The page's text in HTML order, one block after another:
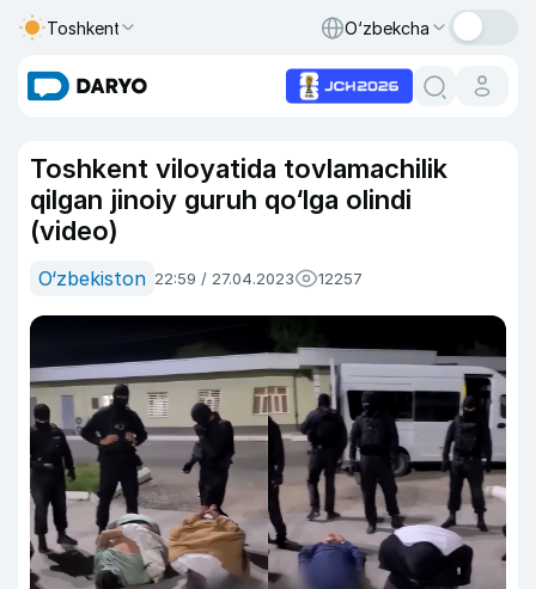
Toshkent O‘zbekcha
Toshkent viloyatida tovlamachilik
qilgan jinoiy guruh qo‘lga olindi
(video)
O‘zbekiston 22:59 / 27.04.2023 12257